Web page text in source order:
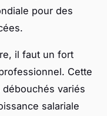
pour des
il faut un fort
Cette
variés
salariale